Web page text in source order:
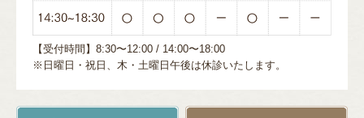
【受付時間】8:30〜12:00 / 14:00〜18:00
※日曜日・祝日、木・土曜日午後は休診いたします。